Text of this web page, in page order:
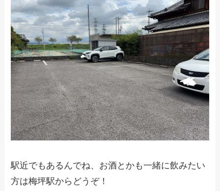
駅近でもあるんでね、お酒とかも一緒に飲みたい
方は梅坪駅からどうぞ！